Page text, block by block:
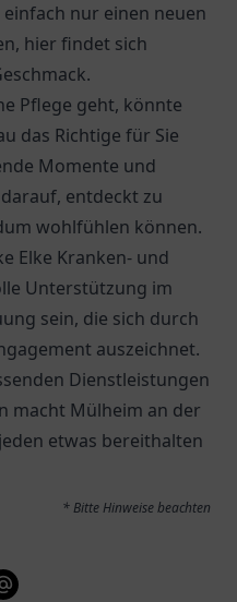
nur einen neuen
hier findet sich
Pflege geht, könnte
das Richtige für Sie
Momente und
entdeckt zu
wohlfühlen können.
Elke Kranken- und
Unterstützung im
sein, die sich durch
auszeichnet.
Dienstleistungen
macht Mülheim an der
etwas bereithalten
* Bitte Hinweise beachten